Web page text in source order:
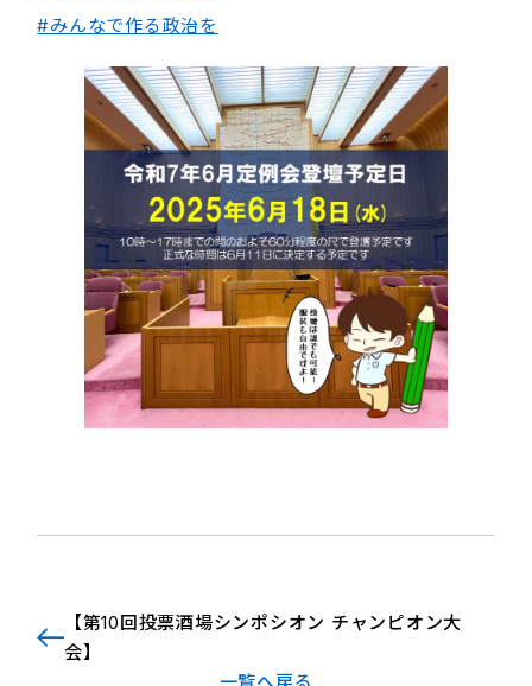
#みんなで作る政治を
【第10回投票酒場シンポシオン チャンピオン大
会】